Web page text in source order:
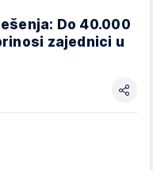
Do 40.000
zajednici u